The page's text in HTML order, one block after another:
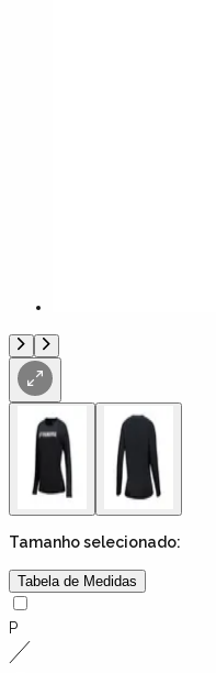
Tamanhoselecionado:
Tabela de Medidas
P